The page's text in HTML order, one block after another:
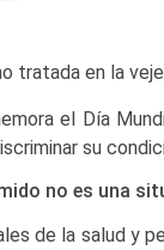
tratada en la
el Día
su
no es una
de la salud y